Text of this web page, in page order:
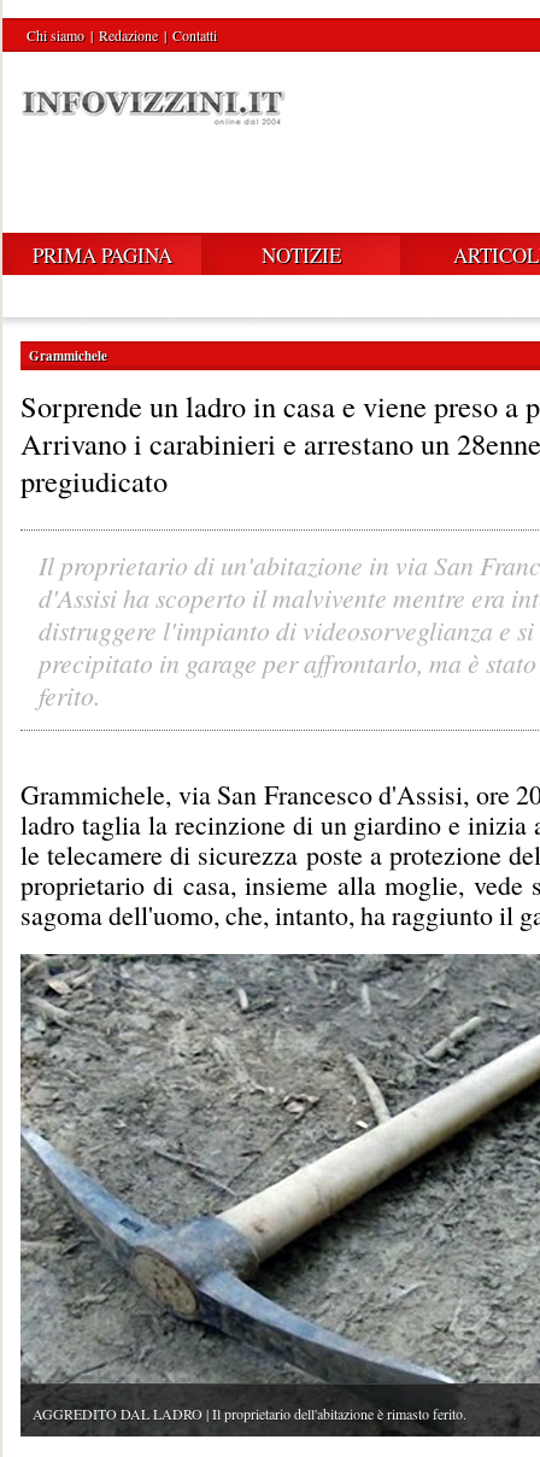
Chi siamo | Redazione | Contatti
PRIMA PAGINA NOTIZIE
Grammichele
Sorprende un ladro in casa e viene preso a
Arrivano i carabinieri e arrestano un 28enne
pregiudicato
Il proprietario di un'abitazione in via San
d'Assisi ha scoperto il malvivente mentre era
distruggere l'impianto di videosorveglianza e si
precipitato in garage per affrontarlo, ma è
ferito.
Grammichele, via San Francesco d'Assisi, ore
ladro taglia la recinzione di un giardino e inizia
le telecamere di sicurezza poste a protezione
proprietario di casa, insieme alla moglie, vede
sagoma dell'uomo, che, intanto, ha raggiunto il
AGGREDITO DAL LADRO | Il proprietario dell'abitazione è rimasto ferito.